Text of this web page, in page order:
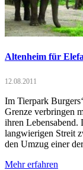
Altenheim für
12.08.2011
Im Tierpark
Grenze verbringen
ihren Lebensabend.
langwierigen Streit
den Umzug einer
Mehr erfahren